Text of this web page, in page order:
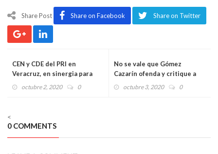
Share Post Share on Facebook Share on Twitter
CEN y CDE del PRI en
Veracruz, en sinergia para
fortalecerse rumbo al
octubre 2, 2020 0
No se vale que Gómez
Cazarín ofenda y critique a
partidos políticos por la
octubre 3, 2020 0
<
0 COMMENTS